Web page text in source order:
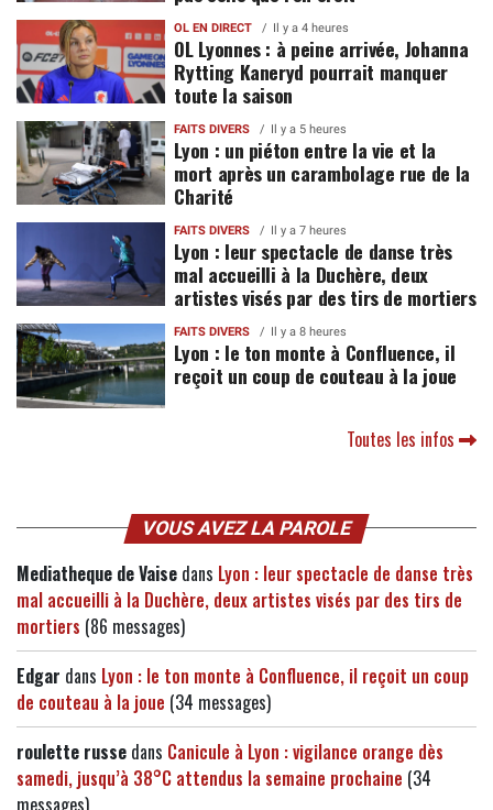
OL EN DIRECT Il y a 4 heures
OL Lyonnes : à peine arrivée, Johanna
Rytting Kaneryd pourrait manquer
toute la saison
FAITS DIVERS Il y a 5 heures
Lyon : un piéton entre la vie et la
mort après un carambolage rue de la
Charité
FAITS DIVERS Il y a 7 heures
Lyon : leur spectacle de danse très
mal accueilli à la Duchère, deux
artistes visés par des tirs de mortiers
FAITS DIVERS Il y a 8 heures
Lyon : le ton monte à Confluence, il
reçoit un coup de couteau à la joue
Toutes les infos
VOUS AVEZ LA PAROLE
Mediatheque de Vaise dans Lyon : leur spectacle de danse très
mal accueilli à la Duchère, deux artistes visés par des tirs de
mortiers (86 messages)
Edgar dans Lyon : le ton monte à Confluence, il reçoit un coup
de couteau à la joue (34 messages)
roulette russe dans Canicule à Lyon : vigilance orange dès
samedi, jusqu’à 38°C attendus la semaine prochaine (34
messages)